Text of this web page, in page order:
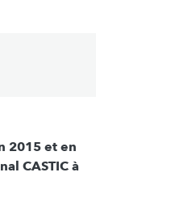
2015 et en
CASTIC à